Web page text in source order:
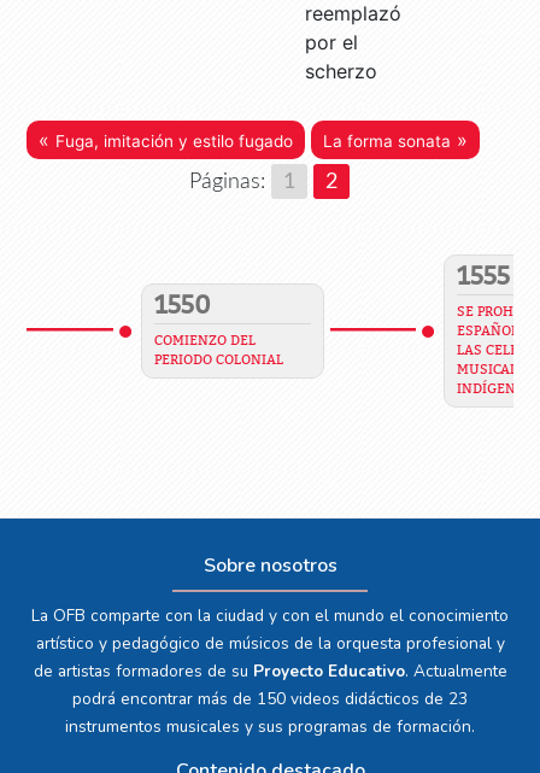
reemplazó
por el
scherzo
« Fuga, imitación y estilo fugado La forma sonata »
Páginas: 1 2
1550
COMIENZO DEL
PERIODO COLONIAL
1555
SE PROHIBE
LAS
MUSICALES
INDÍGENAS
Sobre nosotros
La OFB comparte con la ciudad y con el mundo el conocimiento
artístico y pedagógico de músicos de la orquesta profesional y
de artistas formadores de su Proyecto Educativo. Actualmente
podrá encontrar más de 150 videos didácticos de 23
instrumentos musicales y sus programas de formación.